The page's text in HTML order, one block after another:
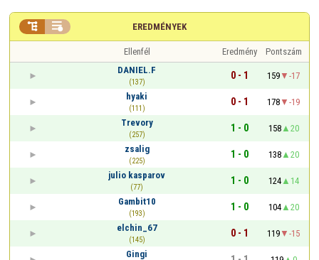
EREDMÉNYEK
 
Ellenfél Eredmény
Pontszám
DANIEL.F
(137)
0 - 1 159
-17
hyaki
(111)
0 - 1 178
-19
Trevory
(257)
1 - 0 158
20
zsalig
(225)
1 - 0 138
20
julio kasparov
(77)
1 - 0 124
14
Gambit10
(193)
1 - 0 104
20
elchin_67
(145)
0 - 1 119
-15
Gingi